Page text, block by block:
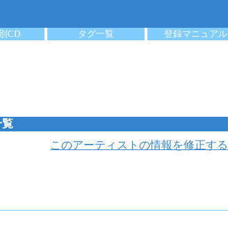
CD タグ一覧 登録マニュアル
覧
このアーティストの情報を修正する